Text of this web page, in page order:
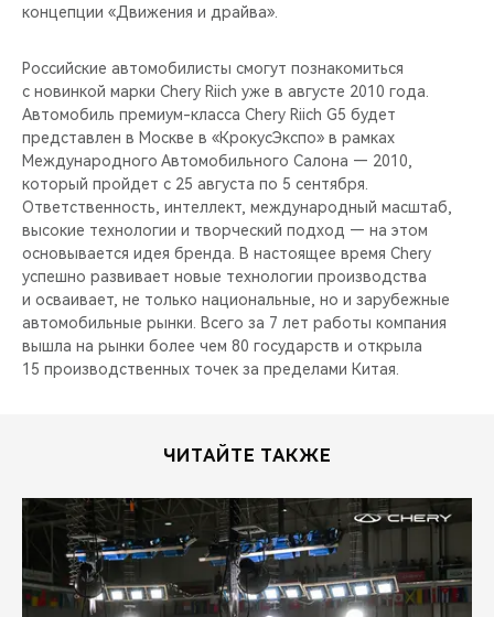
CHERY ДЛЯ ДЕТЕЙ
концепции «Движения и драйва».
Российские автомобилисты смогут познакомиться
с новинкой марки Chery Riich уже в августе 2010 года.
Автомобиль премиум-класса Chery Riich G5 будет
представлен в Москве в «КрокусЭкспо» в рамках
Международного Автомобильного Салона — 2010,
который пройдет с 25 августа по 5 сентября.
Ответственность, интеллект, международный масштаб,
высокие технологии и творческий подход — на этом
основывается идея бренда. В настоящее время Chery
успешно развивает новые технологии производства
и осваивает, не только национальные, но и зарубежные
автомобильные рынки. Всего за 7 лет работы компания
вышла на рынки более чем 80 государств и открыла
15 производственных точек за пределами Китая.
ЧИТАЙТЕ ТАКЖЕ